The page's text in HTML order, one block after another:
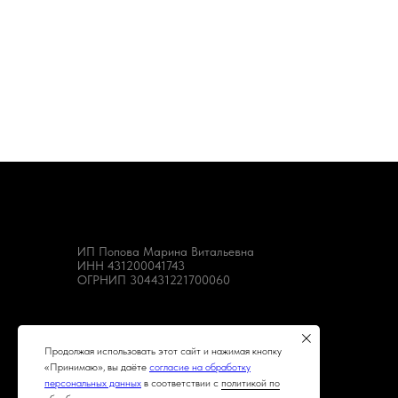
Продолжая использовать этот сайт и нажимая кнопку
«Принимаю», вы даёте согласие на обработку
персональных данных в соответствии с политикой по
ИП Попова Марина Витальевна
ИНН 431200041743
ОГРНИП 304431221700060